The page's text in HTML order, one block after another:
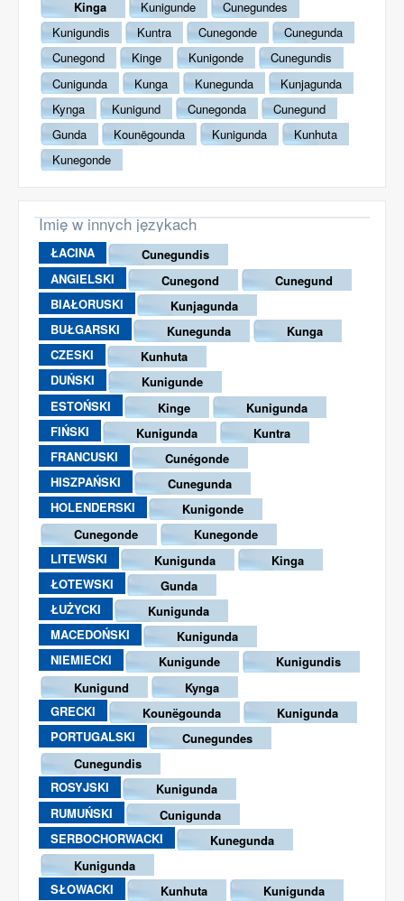
Kinga Kunigunde
Cunegundes
Kunigundis
Kuntra Cunegonde
Cunegunda
Cunegond
Kinge Kunigonde
Cunegundis
Cunigunda
Kunga Kunegunda
Kunjagunda
Kynga
Kunigund Cunegonda
Cunegund
Gunda
Kounëgounda Kunigunda
Kunhuta
Kunegonde
Imię w innych językach
ŁACINA
Cunegundis
ANGIELSKI
Cunegond
Cunegund
BIAŁORUSKI
Kunjagunda
BUŁGARSKI
Kunegunda
Kunga
CZESKI
Kunhuta
DUŃSKI
Kunigunde
ESTOŃSKI
Kinge
Kunigunda
FIŃSKI
Kunigunda
Kuntra
FRANCUSKI
Cunégonde
HISZPAŃSKI
Cunegunda
HOLENDERSKI
Kunigonde
Cunegonde
Kunegonde
LITEWSKI
Kunigunda
Kinga
ŁOTEWSKI
Gunda
ŁUŻYCKI
Kunigunda
MACEDOŃSKI
Kunigunda
NIEMIECKI
Kunigunde
Kunigundis
Kunigund
Kynga
GRECKI
Kounëgounda
Kunigunda
PORTUGALSKI
Cunegundes
Cunegundis
ROSYJSKI
Kunigunda
RUMUŃSKI
Cunigunda
SERBOCHORWACKI
Kunegunda
Kunigunda
SŁOWACKI
Kunhuta
Kunigunda